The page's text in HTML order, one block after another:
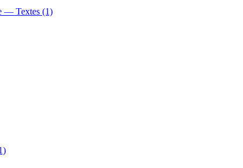
— Textes (1)